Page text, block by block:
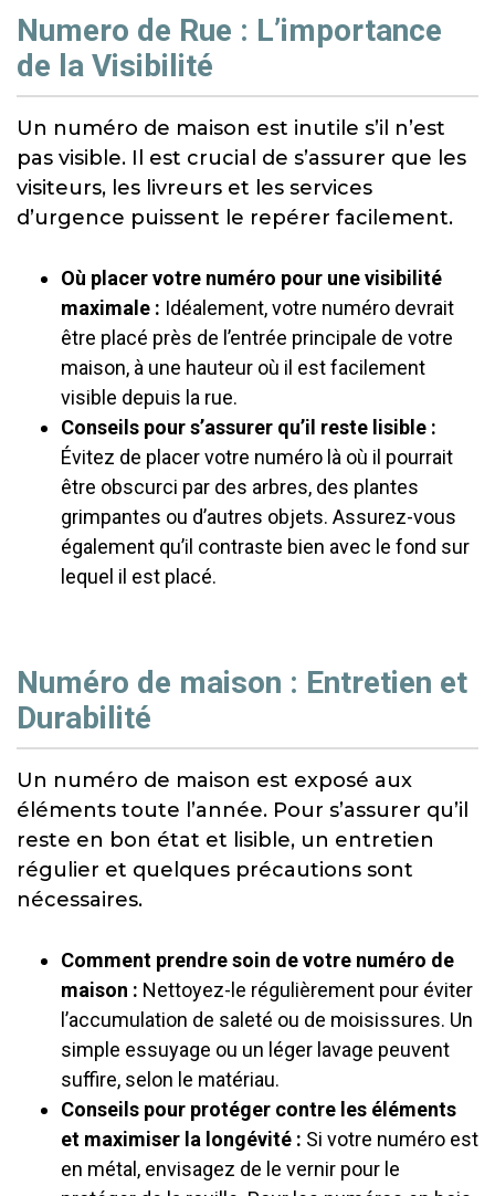
Numero de Rue : L’importance
de la Visibilité
Un numéro de maison est inutile s’il n’est
pas visible. Il est crucial de s’assurer que les
visiteurs, les livreurs et les services
d’urgence puissent le repérer facilement.
Où placer votre numéro pour une visibilité
maximale : Idéalement, votre numéro devrait
être placé près de l’entrée principale de votre
maison, à une hauteur où il est facilement
visible depuis la rue.
Conseils pour s’assurer qu’il reste lisible :
Évitez de placer votre numéro là où il pourrait
être obscurci par des arbres, des plantes
grimpantes ou d’autres objets. Assurez-vous
également qu’il contraste bien avec le fond sur
lequel il est placé.
Numéro de maison : Entretien et
Durabilité
Un numéro de maison est exposé aux
éléments toute l’année. Pour s’assurer qu’il
reste en bon état et lisible, un entretien
régulier et quelques précautions sont
nécessaires.
Comment prendre soin de votre numéro de
maison : Nettoyez-le régulièrement pour éviter
l’accumulation de saleté ou de moisissures. Un
simple essuyage ou un léger lavage peuvent
suffire, selon le matériau.
Conseils pour protéger contre les éléments
et maximiser la longévité : Si votre numéro est
en métal, envisagez de le vernir pour le